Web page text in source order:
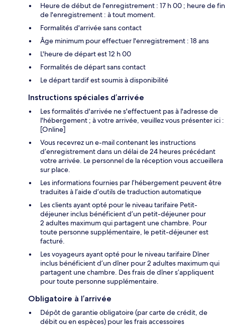
Heure de début de l'enregistrement : 17 h 00 ; heure de fin
de l'enregistrement : à tout moment.
Formalités d'arrivée sans contact
Âge minimum pour effectuer l'enregistrement : 18 ans
L'heure de départ est 12 h 00
Formalités de départ sans contact
Le départ tardif est soumis à disponibilité
Instructions spéciales d’arrivée
Les formalités d'arrivée ne s'effectuent pas à l'adresse de
l'hébergement ; à votre arrivée, veuillez vous présenter ici :
[Online]
Vous recevrez un e-mail contenant les instructions
d’enregistrement dans un délai de 24 heures précédant
votre arrivée. Le personnel de la réception vous accueillera
sur place.
Les informations fournies par l’hébergement peuvent être
traduites à l’aide d’outils de traduction automatique
Les clients ayant opté pour le niveau tarifaire Petit-
déjeuner inclus bénéficient d’un petit-déjeuner pour
2 adultes maximum qui partagent une chambre. Pour
toute personne supplémentaire, le petit-déjeuner est
facturé.
Les voyageurs ayant opté pour le niveau tarifaire Dîner
inclus bénéficient d’un dîner pour 2 adultes maximum qui
partagent une chambre. Des frais de dîner s’appliquent
pour toute personne supplémentaire.
Obligatoire à l’arrivée
Dépôt de garantie obligatoire (par carte de crédit, de
débit ou en espèces) pour les frais accessoires